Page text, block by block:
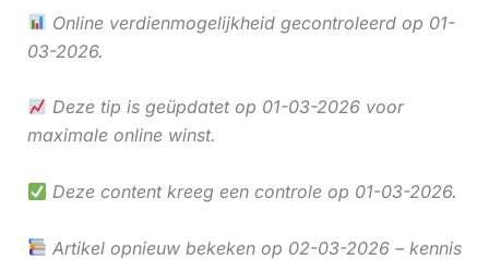
Online verdienmogelijkheid gecontroleerd op 01-
03-2026.
Deze tip is geüpdatet op 01-03-2026 voor
maximale online winst.
Deze content kreeg een controle op 01-03-2026.
Artikel opnieuw bekeken op 02-03-2026 – kennis